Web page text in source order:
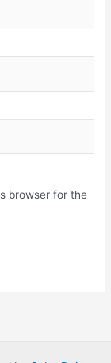
browser for the